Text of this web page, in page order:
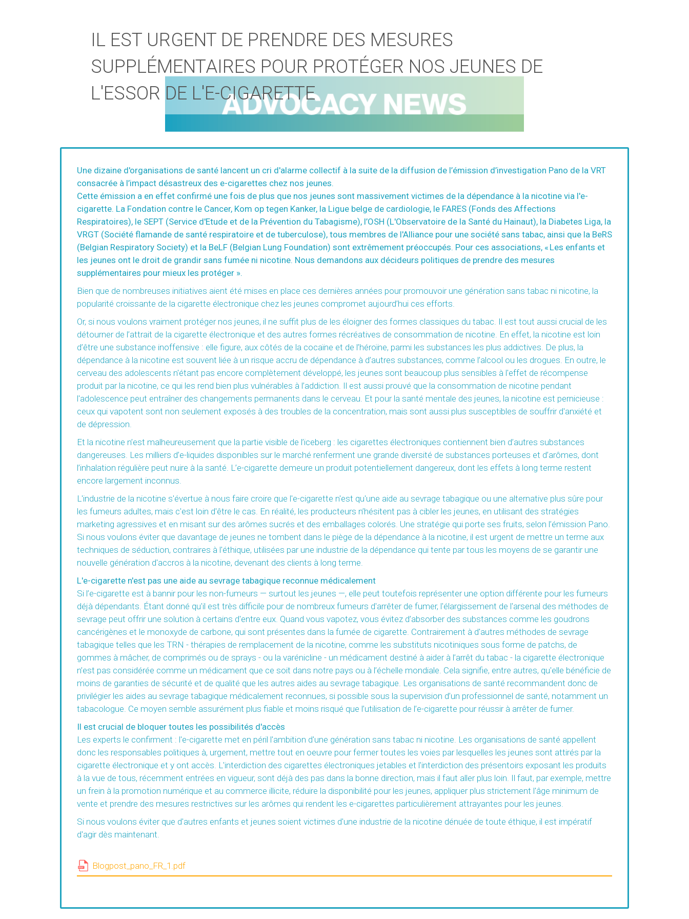
IL EST URGENT DE PRENDRE DES MESURES
SUPPLÉMENTAIRES POUR PROTÉGER NOS JEUNES DE
L'ESSOR DE L'E-CIGARETTE
Une dizaine d'organisations de santé lancent un cri d'alarme collectif à la suite de la diffusion de l’émission d’investigation Pano de la VRT
consacrée à l’impact désastreux des e-cigarettes chez nos jeunes.
Cette émission a en effet confirmé une fois de plus que nos jeunes sont massivement victimes de la dépendance à la nicotine via l'e-
cigarette. La Fondation contre le Cancer, Kom op tegen Kanker, la Ligue belge de cardiologie, le FARES (Fonds des Affections
Respiratoires), le SEPT (Service d'Etude et de la Prévention du Tabagisme), l’OSH (L'Observatoire de la Santé du Hainaut), la Diabetes Liga, la
VRGT (Société flamande de santé respiratoire et de tuberculose), tous membres de l'Alliance pour une société sans tabac, ainsi que la BeRS
(Belgian Respiratory Society) et la BeLF (Belgian Lung Foundation) sont extrêmement préoccupés. Pour ces associations, « Les enfants et
les jeunes ont le droit de grandir sans fumée ni nicotine. Nous demandons aux décideurs politiques de prendre des mesures
supplémentaires pour mieux les protéger ».
Bien que de nombreuses initiatives aient été mises en place ces dernières années pour promouvoir une génération sans tabac ni nicotine, la
popularité croissante de la cigarette électronique chez les jeunes compromet aujourd’hui ces efforts.
Or, si nous voulons vraiment protéger nos jeunes, il ne suffit plus de les éloigner des formes classiques du tabac. Il est tout aussi crucial de les
détourner de l’attrait de la cigarette électronique et des autres formes récréatives de consommation de nicotine. En effet, la nicotine est loin
d’être une substance inoffensive : elle figure, aux côtés de la cocaïne et de l’héroïne, parmi les substances les plus addictives. De plus, la
dépendance à la nicotine est souvent liée à un risque accru de dépendance à d’autres substances, comme l’alcool ou les drogues. En outre, le
cerveau des adolescents n'étant pas encore complètement développé, les jeunes sont beaucoup plus sensibles à l'effet de récompense
produit par la nicotine, ce qui les rend bien plus vulnérables à l’addiction. Il est aussi prouvé que la consommation de nicotine pendant
l'adolescence peut entraîner des changements permanents dans le cerveau. Et pour la santé mentale des jeunes, la nicotine est pernicieuse :
ceux qui vapotent sont non seulement exposés à des troubles de la concentration, mais sont aussi plus susceptibles de souffrir d'anxiété et
de dépression.
Et la nicotine n’est malheureusement que la partie visible de l’iceberg : les cigarettes électroniques contiennent bien d’autres substances
dangereuses. Les milliers d’e-liquides disponibles sur le marché renferment une grande diversité de substances porteuses et d’arômes, dont
l’inhalation régulière peut nuire à la santé. L’e-cigarette demeure un produit potentiellement dangereux, dont les effets à long terme restent
encore largement inconnus.
L'industrie de la nicotine s'évertue à nous faire croire que l'e-cigarette n'est qu'une aide au sevrage tabagique ou une alternative plus sûre pour
les fumeurs adultes, mais c'est loin d'être le cas. En réalité, les producteurs n’hésitent pas à cibler les jeunes, en utilisant des stratégies
marketing agressives et en misant sur des arômes sucrés et des emballages colorés. Une stratégie qui porte ses fruits, selon l’émission Pano.
Si nous voulons éviter que davantage de jeunes ne tombent dans le piège de la dépendance à la nicotine, il est urgent de mettre un terme aux
techniques de séduction, contraires à l'éthique, utilisées par une industrie de la dépendance qui tente par tous les moyens de se garantir une
nouvelle génération d'accros à la nicotine, devenant des clients à long terme.
L'e-cigarette n'est pas une aide au sevrage tabagique reconnue médicalement
Si l’e-cigarette est à bannir pour les non-fumeurs — surtout les jeunes —, elle peut toutefois représenter une option différente pour les fumeurs
déjà dépendants. Étant donné qu'il est très difficile pour de nombreux fumeurs d'arrêter de fumer, l'élargissement de l'arsenal des méthodes de
sevrage peut offrir une solution à certains d'entre eux. Quand vous vapotez, vous évitez d’absorber des substances comme les goudrons
cancérigènes et le monoxyde de carbone, qui sont présentes dans la fumée de cigarette. Contrairement à d'autres méthodes de sevrage
tabagique telles que les TRN - thérapies de remplacement de la nicotine, comme les substituts nicotiniques sous forme de patchs, de
gommes à mâcher, de comprimés ou de sprays - ou la varénicline - un médicament destiné à aider à l’arrêt du tabac - la cigarette électronique
n’est pas considérée comme un médicament que ce soit dans notre pays ou à l’échelle mondiale. Cela signifie, entre autres, qu'elle bénéficie de
moins de garanties de sécurité et de qualité que les autres aides au sevrage tabagique. Les organisations de santé recommandent donc de
privilégier les aides au sevrage tabagique médicalement reconnues, si possible sous la supervision d’un professionnel de santé, notamment un
tabacologue. Ce moyen semble assurément plus fiable et moins risqué que l’utilisation de l’e-cigarette pour réussir à arrêter de fumer.
Il est crucial de bloquer toutes les possibilités d'accès
Les experts le confirment : l'e-cigarette met en péril l'ambition d'une génération sans tabac ni nicotine. Les organisations de santé appellent
donc les responsables politiques à, urgement, mettre tout en oeuvre pour fermer toutes les voies par lesquelles les jeunes sont attirés par la
cigarette électronique et y ont accès. L'interdiction des cigarettes électroniques jetables et l'interdiction des présentoirs exposant les produits
à la vue de tous, récemment entrées en vigueur, sont déjà des pas dans la bonne direction, mais il faut aller plus loin. Il faut, par exemple, mettre
un frein à la promotion numérique et au commerce illicite, réduire la disponibilité pour les jeunes, appliquer plus strictement l'âge minimum de
vente et prendre des mesures restrictives sur les arômes qui rendent les e-cigarettes particulièrement attrayantes pour les jeunes.
Si nous voulons éviter que d'autres enfants et jeunes soient victimes d'une industrie de la nicotine dénuée de toute éthique, il est impératif
d'agir dès maintenant.
Blogpost_pano_FR_1.pdf